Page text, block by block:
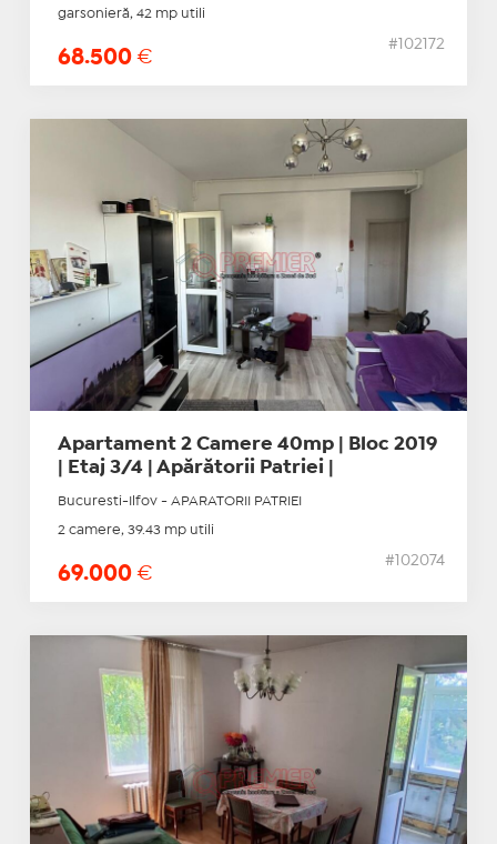
garsonieră, 42 mp utili
68.500 €
#102172
Apartament 2 Camere 40mp | Bloc 2019
| Etaj 3/4 | Apărătorii Patriei |
Bucuresti-Ilfov - APARATORII PATRIEI
2 camere, 39.43 mp utili
69.000 €
#102074